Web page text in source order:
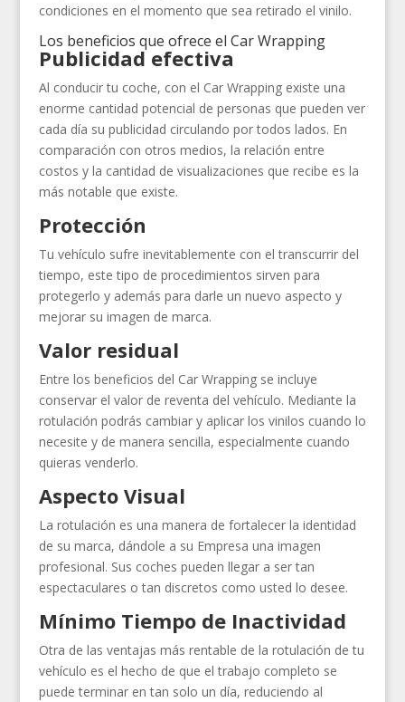
condiciones en el momento que sea retirado el vinilo.
Los beneficios que ofrece el Car Wrapping
Publicidad efectiva
Al conducir tu coche, con el Car Wrapping existe una
enorme cantidad potencial de personas que pueden ver
cada día su publicidad circulando por todos lados. En
comparación con otros medios, la relación entre
costos y la cantidad de visualizaciones que recibe es la
más notable que existe.
Protección
Tu vehículo sufre inevitablemente con el transcurrir del
tiempo, este tipo de procedimientos sirven para
protegerlo y además para darle un nuevo aspecto y
mejorar su imagen de marca.
Valor residual
Entre los beneficios del Car Wrapping se incluye
conservar el valor de reventa del vehículo. Mediante la
rotulación podrás cambiar y aplicar los vinilos cuando lo
necesite y de manera sencilla, especialmente cuando
quieras venderlo.
Aspecto Visual
La rotulación es una manera de fortalecer la identidad
de su marca, dándole a su Empresa una imagen
profesional. Sus coches pueden llegar a ser tan
espectaculares o tan discretos como usted lo desee.
Mínimo Tiempo de Inactividad
Otra de las ventajas más rentable de la rotulación de tu
vehículo es el hecho de que el trabajo completo se
puede terminar en tan solo un día, reduciendo al